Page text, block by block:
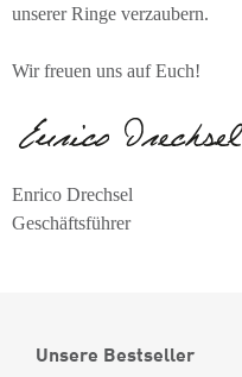
unserer Ringe verzaubern.
Wir freuen uns auf Euch!
Enrico Drechsel
Geschäftsführer
Unsere Bestseller